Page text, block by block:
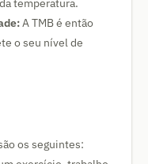
temperatura.
A TMB é então
o seu nível de
os seguintes: